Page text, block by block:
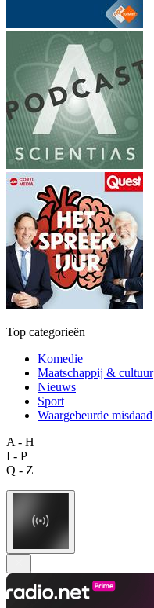
Top categorieën
Komedie
Maatschappij & cultuur
Nieuws
Sport
Waargebeurde misdaad
A - H
I - P
Q - Z